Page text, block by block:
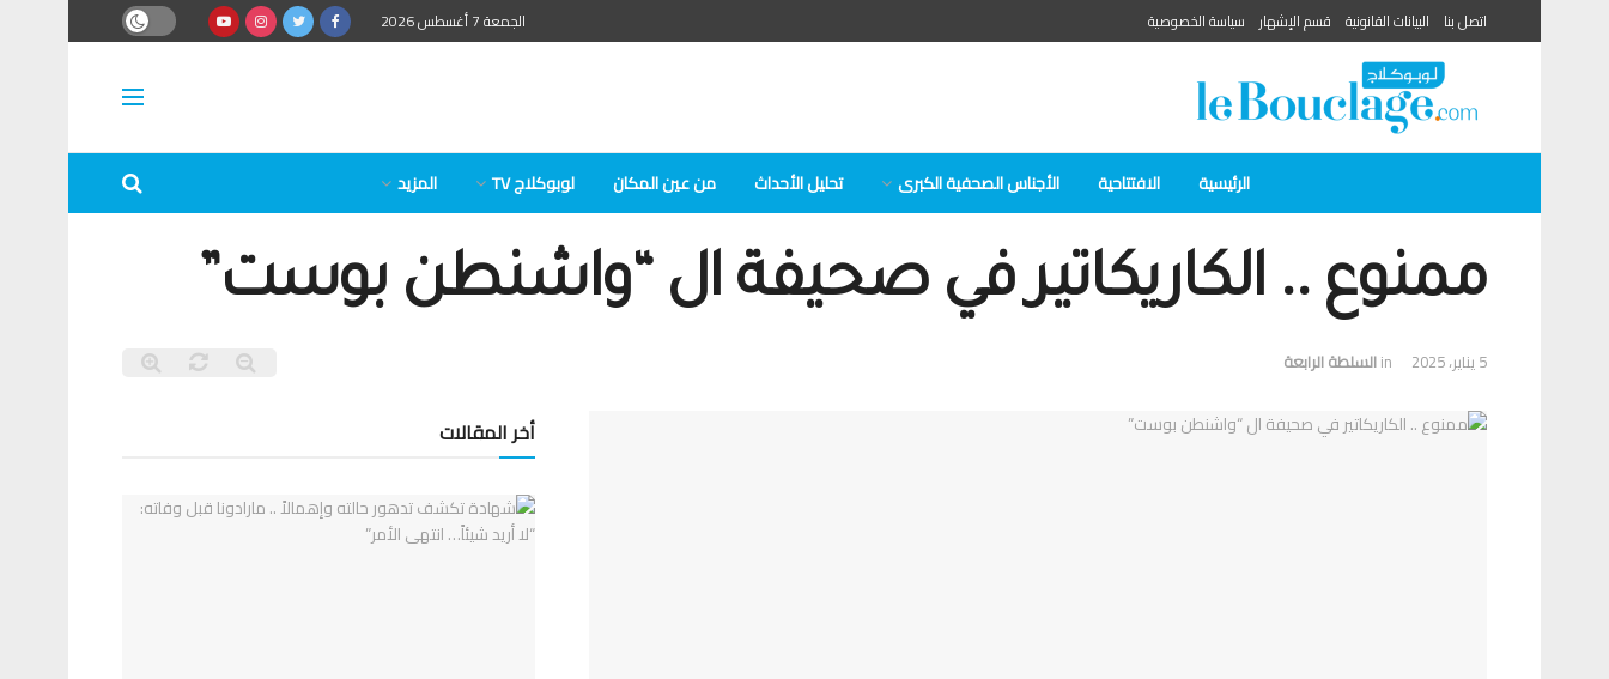
اتصل بنا البيانات القانونية قسم الإشهار سياسة الخصوصية الجمعة 7 أغسطس 2026
الرئيسية الافتتاحية الأجناس الصحفية الكبرى تحلیل الأحداث من عين المكان لوبوكلاج TV المزيد
ممنوع .. الكاريكاتير في صحيفة ال “واشنطن بوست”
5 يناير، 2025 inالسلطة الرابعة
أخر المقالات